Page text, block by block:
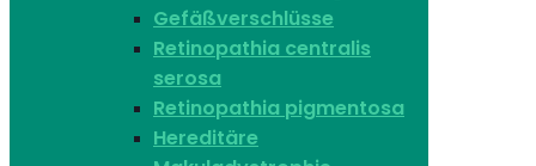
Gefäßverschlüsse
Retinopathia centralis
serosa
Retinopathia pigmentosa
Hereditäre